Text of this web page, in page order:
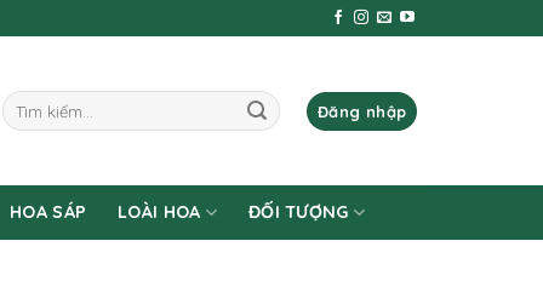
Tìm
kiếm:
Đăng nhập
HOA SÁP LOÀI HOA ĐỐI TƯỢNG